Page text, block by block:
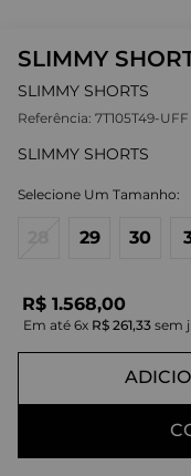
SLIMMY
SLIMMY SHORTS
Referência: 7T105T49-UFF
SLIMMY SHORTS
29 30
R$ 1.568,00
Em até 6x R$ 261,33 sem